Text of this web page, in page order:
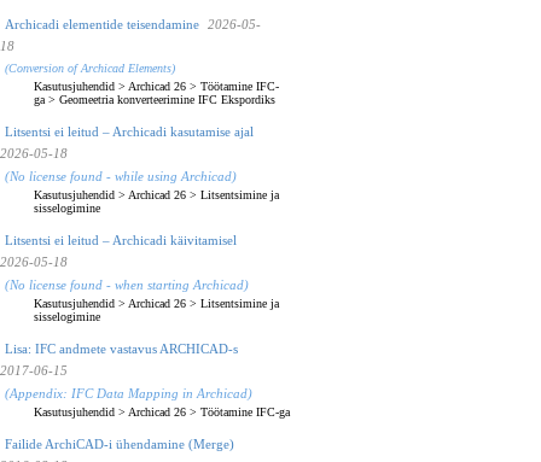
Archicadi elementide teisendamine
2026-05-
18
(Conversion of Archicad Elements)
Kasutusjuhendid > Archicad 26 > Töötamine IFC-
ga > Geomeetria konverteerimine IFC Ekspordiks
Litsentsi ei leitud – Archicadi kasutamise ajal
2026-05-18
(No license found - while using Archicad)
Kasutusjuhendid > Archicad 26 > Litsentsimine ja
sisselogimine
Litsentsi ei leitud – Archicadi käivitamisel
2026-05-18
(No license found - when starting Archicad)
Kasutusjuhendid > Archicad 26 > Litsentsimine ja
sisselogimine
Lisa: IFC andmete vastavus ARCHICAD-s
2017-06-15
(Appendix: IFC Data Mapping in Archicad)
Kasutusjuhendid > Archicad 26 > Töötamine IFC-ga
Failide ArchiCAD-i ühendamine (Merge)